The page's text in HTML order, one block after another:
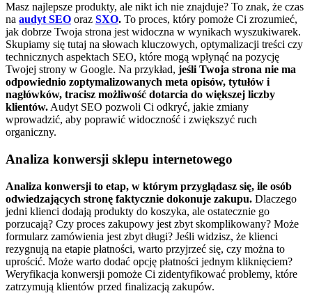
Masz najlepsze produkty, ale nikt ich nie znajduje? To znak, że czas
na audyt SEO oraz SXO. To proces, który pomoże Ci zrozumieć,
jak dobrze Twoja strona jest widoczna w wynikach wyszukiwarek.
Skupiamy się tutaj na słowach kluczowych, optymalizacji treści czy
technicznych aspektach SEO, które mogą wpłynąć na pozycję
Twojej strony w Google. Na przykład, jeśli Twoja strona nie ma
odpowiednio zoptymalizowanych meta opisów, tytułów i
nagłówków, tracisz możliwość dotarcia do większej liczby
klientów. Audyt SEO pozwoli Ci odkryć, jakie zmiany
wprowadzić, aby poprawić widoczność i zwiększyć ruch
organiczny.
Analiza konwersji sklepu internetowego
Analiza konwersji to etap, w którym przyglądasz się, ile osób
odwiedzających stronę faktycznie dokonuje zakupu. Dlaczego
jedni klienci dodają produkty do koszyka, ale ostatecznie go
porzucają? Czy proces zakupowy jest zbyt skomplikowany? Może
formularz zamówienia jest zbyt długi? Jeśli widzisz, że klienci
rezygnują na etapie płatności, warto przyjrzeć się, czy można to
uprościć. Może warto dodać opcję płatności jednym kliknięciem?
Weryfikacja konwersji pomoże Ci zidentyfikować problemy, które
zatrzymują klientów przed finalizacją zakupów.